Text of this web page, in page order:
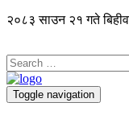
२०८३ साउन २१ गते
Toggle navigation